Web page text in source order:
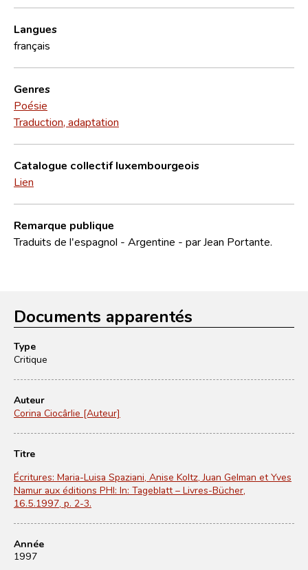
Langues
français
Genres
Poésie
Traduction, adaptation
Catalogue collectif luxembourgeois
Lien
Remarque publique
Traduits de l'espagnol - Argentine - par Jean Portante.
Documents apparentés
Type
Critique
Auteur
Corina Ciocârlie [Auteur]
Titre
Écritures: Maria-Luisa Spaziani, Anise Koltz, Juan Gelman et Yves
Namur aux éditions PHI: In: Tageblatt – Livres-Bücher,
16.5.1997, p. 2-3.
Année
1997